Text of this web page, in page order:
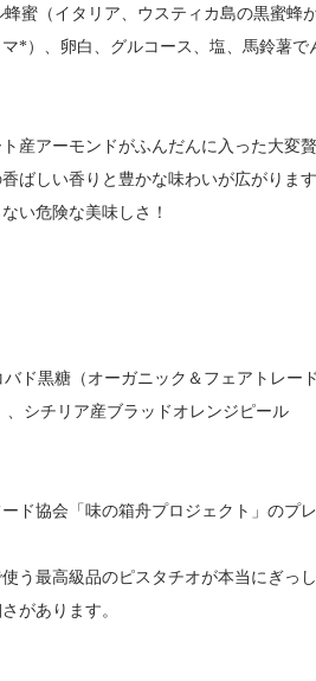
蜜（イタリア、ウスティカ島の黒蜜蜂
*）、卵白、グルコース、塩、馬鈴薯で
産アーモンドがふんだんに入った大変
ばしい香りと豊かな味わいが広がります
い危険な美味しさ！
ド黒糖（オーガニック＆フェアトレー
、シチリア産ブラッドオレンジピール
ド協会「味の箱舟プロジェクト」のプ
う最高級品のピスタチオが本当にぎっ
があります。